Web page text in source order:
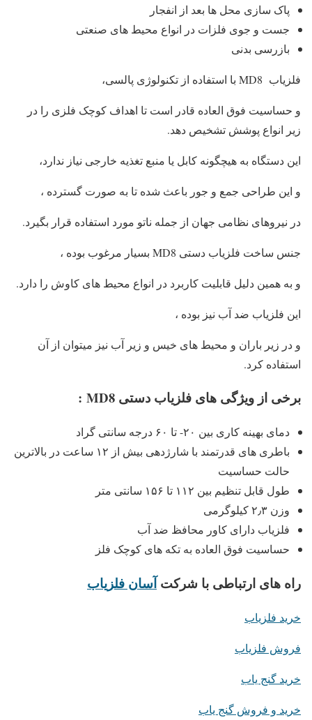
پاک سازی محل ها بعد از انفجار
جست و جوی فلزات در انواع محیط های صنعتی
بازرسی بدنی
فلزیاب MD8 با استفاده از تکنولوژی پالسی،
و حساسیت فوق العاده قادر است تا اهداف کوچک فلزی را در
زیر انواع پوشش تشخیص دهد.
این دستگاه به هیچگونه کابل یا منبع تغذیه خارجی نیاز ندارد،
و این طراحی جمع و جور باعث شده تا به صورت گسترده ،
در نیروهای نظامی جهان از جمله ناتو مورد استفاده قرار بگیرد.
جنس ساخت فلزیاب دستی MD8 بسیار مرغوب بوده ،
و به همین دلیل قابلیت کاربرد در انواع محیط های کاوش را دارد.
این فلزیاب ضد آب نیز بوده ،
و در زیر باران و محیط های خیس و زیر آب نیز میتوان از آن
استفاده کرد.
برخی از ویژگی های فلزیاب دستی MD8 :
دمای بهینه کاری بین ۲۰- تا ۶۰ درجه سانتی گراد
باطری های قدرتمند با شارژدهی بیش از ۱۲ ساعت در بالاترین
حالت حساسیت
طول قابل تنظیم بین ۱۱۲ تا ۱۵۶ سانتی متر
وزن ۲٫۳ کیلوگرمی
فلزیاب دارای کاور محافظ ضد آب
حساسیت فوق العاده به تکه های کوچک فلز
راه های ارتباطی با شرکتآسان فلزیاب
خرید فلزیاب
فروش فلزیاب
خرید گنج یاب
خرید و فروش گنج یاب